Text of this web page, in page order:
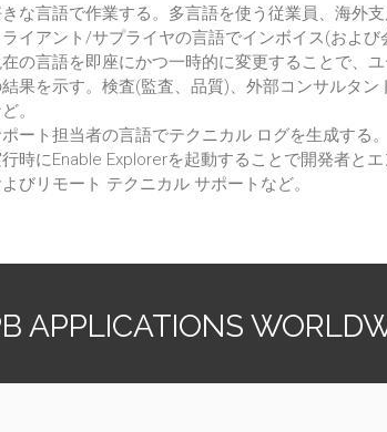
な言語で作業する。多言語を使う従業員、海外支
イアント/サプライヤの言語でインボイス(および
の言語を即座にかつ一時的に変更することで、
果を示す。検査(監査、品質)、外部コンサルタ
。
ート担当者の言語でテクニカル ログを生成する。
時にEnable Explorerを起動することで開発者と
びリモート テクニカル サポートなど。
APPLICATIONS